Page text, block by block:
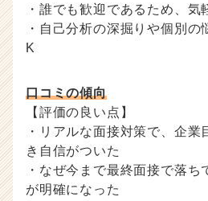
・誰でも歓迎であるため、気
・自己分析の深掘りや個別
K
口コミの傾向
【評価の良い点】
・リアルな面接対策で、企
き自信がついた
・なぜ今まで最終面接で落
が明確になった